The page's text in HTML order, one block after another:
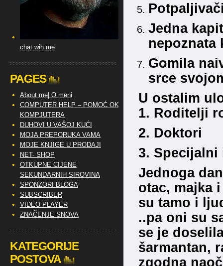
Jedna
Gomila
srce
U ostalim
1. Roditelji
2. Doktori
3.
Jednoga
otac, majka
su tamo i
..pa oni su
se je
šarmantan,
zgodna
chat wih me
PAGES
About me| O meni
COMPUTER HELP – POMOĆ OKO
KOMPJUTERA
DUHOVI U VAŠOJ KUĆI
MOJA PREPORUKA VAMA
MOJE KNJIGE U PRODAJI
NET- SHOP
OTKUPNE CIJENE
SEKUNDARNIH SIROVINA
SPONZORI BLOGA
SUBSCRIBER
VIDEO PLAYER
ZNAČENJE SNOVA
KATEGORIJE
POSTOVA